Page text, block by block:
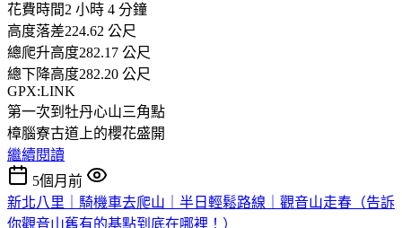
花費時間2 小時 4 分鐘
高度落差224.62 公尺
總爬升高度282.17 公尺
總下降高度282.20 公尺
GPX:LINK
第一次到牡丹心山三角點
樟腦寮古道上的櫻花盛開
繼續閱讀
5個月前
新北八里｜騎機車去爬山｜半日輕鬆路線｜觀音山走春（告訴
你觀音山舊有的基點到底在哪裡！）